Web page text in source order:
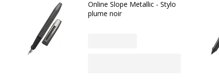
Online Slope Metallic - Stylo
plume noir